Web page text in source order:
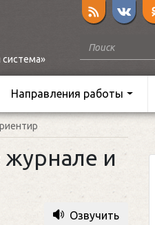
система»
Направления работы
журнале и
Озвучить